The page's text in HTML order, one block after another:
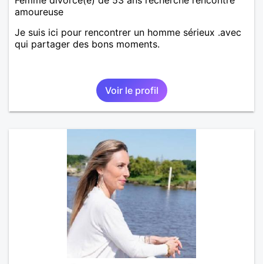
amoureuse
Je suis ici pour rencontrer un homme sérieux .avec
qui partager des bons moments.
Voir le profil